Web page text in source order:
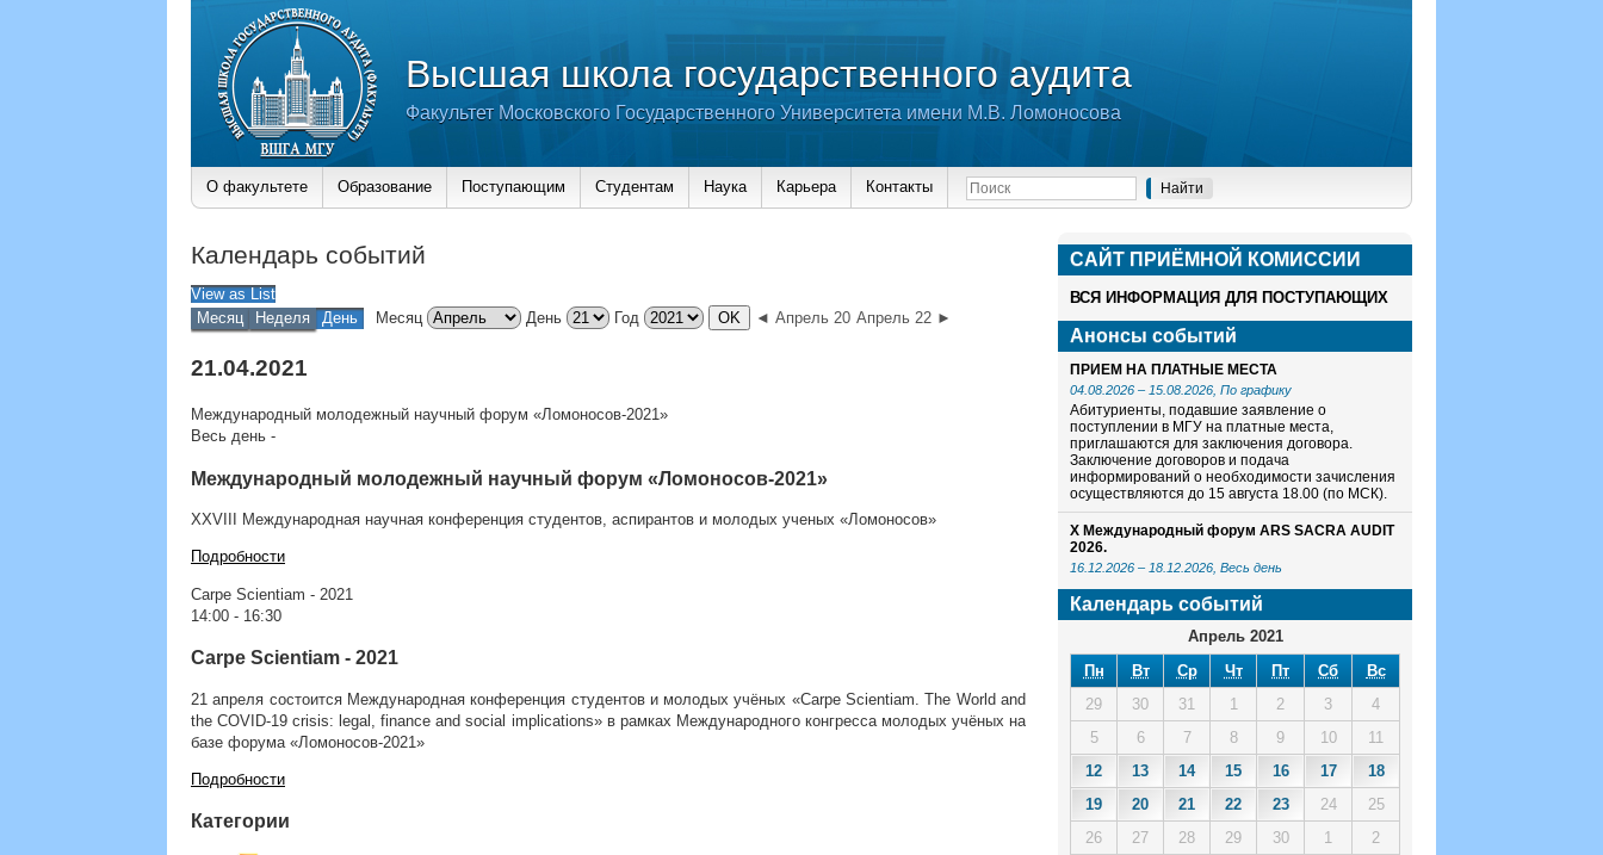
Высшая школа государственного аудита
Факультет Московского Государственного Университета имени М.В. Ломоносова
О факультете Образование Поступающим Студентам Наука Карьера Контакты
Календарь событий
View asList
Месяц
Неделя День Месяц День Год ◄ Апрель 20 Апрель 22 ►
21.04.2021
Международный молодежный научный форум «Ломоносов-2021»
Весь день -
Международный молодежный научный форум «Ломоносов-2021»
XXVIII Международная научная конференция студентов, аспирантов и молодых ученых «Ломоносов»
Подробности
Carpe Scientiam - 2021
14:00 - 16:30
Carpe Scientiam - 2021
21 апреля состоится Международная конференция студентов и молодых учёных «Carpe Scientiam. The World and
the COVID-19 crisis: legal, finance and social implications» в рамках Международного конгресса молодых учёных на
базе форума «Ломоносов-2021»
Подробности
Категории
САЙТ ПРИЁМНОЙ КОМИСCИИ
ВСЯ ИНФОРМАЦИЯ ДЛЯ ПОСТУПАЮЩИХ
Анонсы событий
ПРИЕМ НА ПЛАТНЫЕ МЕСТА
04.08.2026 – 15.08.2026 , По графику
Абитуриенты, подавшие заявление о
поступлении в МГУ на платные места,
приглашаются для заключения договора.
Заключение договоров и подача
информирований о необходимости зачисления
осуществляются до 15 августа 18.00 (по МСК).
X Международный форум ARS SACRA AUDIT
2026.
16.12.2026 – 18.12.2026 , Весь день
Календарь событий
Апрель 2021
Пн
Вт Ср Чт Пт Сб
Вс
29
30 31 1 2 3
4
5
6 7 8 9 10
11
12
13 14 15 16 17
18
19
20 21 22 23 24
25
26
27 28 29 30 1 2